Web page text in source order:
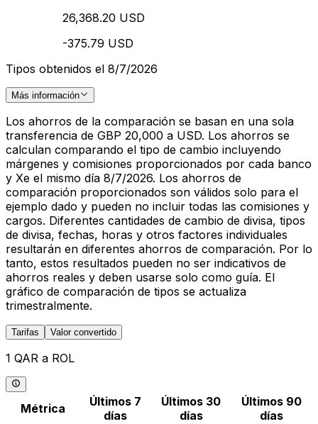
26,368.20 USD
-375.79 USD
Tipos obtenidos el 8/7/2026
Más información
Los ahorros de la comparación se basan en una sola
transferencia de GBP 20,000 a USD. Los ahorros se
calculan comparando el tipo de cambio incluyendo
márgenes y comisiones proporcionados por cada banco
y Xe el mismo día 8/7/2026. Los ahorros de
comparación proporcionados son válidos solo para el
ejemplo dado y pueden no incluir todas las comisiones y
cargos. Diferentes cantidades de cambio de divisa, tipos
de divisa, fechas, horas y otros factores individuales
resultarán en diferentes ahorros de comparación. Por lo
tanto, estos resultados pueden no ser indicativos de
ahorros reales y deben usarse solo como guía. El
gráfico de comparación de tipos se actualiza
trimestralmente.
Tarifas Valor convertido
1 QAR a ROL
Métrica
Últimos 7
días
Últimos 30
días
Últimos 90
días